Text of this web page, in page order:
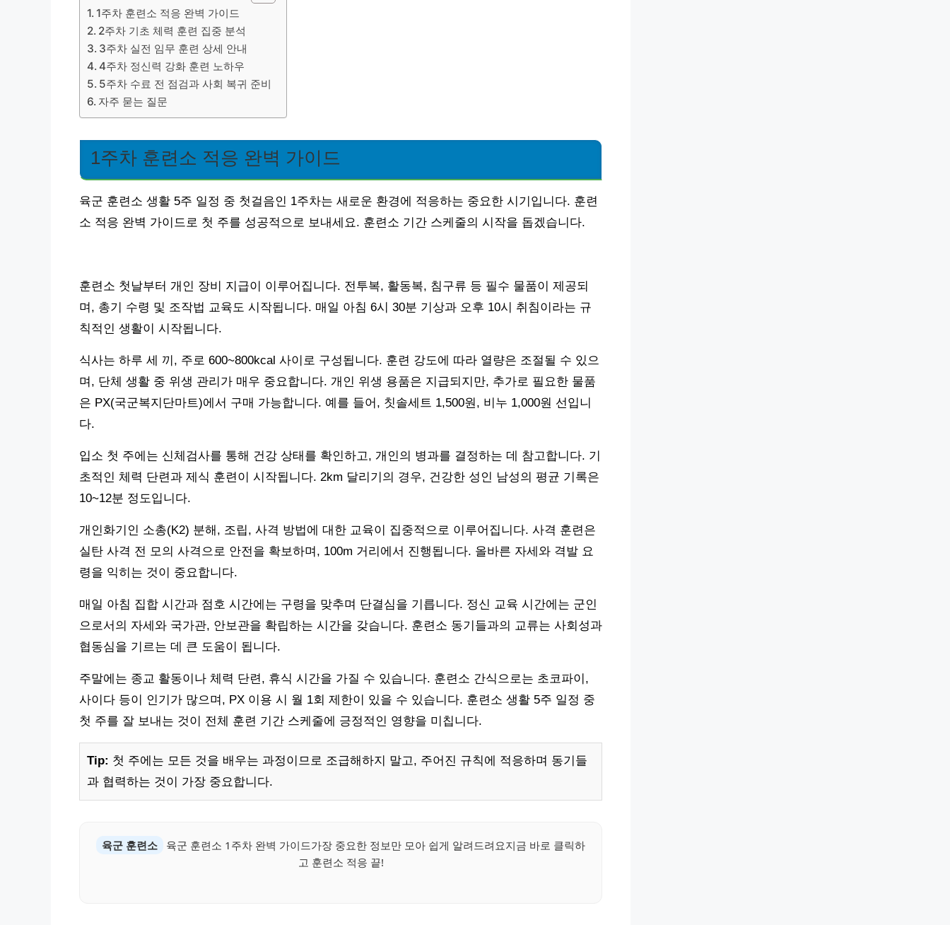
1주차 훈련소 적응 완벽 가이드
2주차 기초 체력 훈련 집중 분석
3주차 실전 임무 훈련 상세 안내
4주차 정신력 강화 훈련 노하우
5주차 수료 전 점검과 사회 복귀 준비
자주 묻는 질문
1주차 훈련소 적응 완벽 가이드
육군 훈련소 생활 5주 일정 중 첫걸음인 1주차는 새로운 환경에 적응하는 중요한 시기입니다. 훈련
소 적응 완벽 가이드로 첫 주를 성공적으로 보내세요. 훈련소 기간 스케줄의 시작을 돕겠습니다.
훈련소 첫날부터 개인 장비 지급이 이루어집니다. 전투복, 활동복, 침구류 등 필수 물품이 제공되
며, 총기 수령 및 조작법 교육도 시작됩니다. 매일 아침 6시 30분 기상과 오후 10시 취침이라는 규
칙적인 생활이 시작됩니다.
식사는 하루 세 끼, 주로 600~800kcal 사이로 구성됩니다. 훈련 강도에 따라 열량은 조절될 수 있으
며, 단체 생활 중 위생 관리가 매우 중요합니다. 개인 위생 용품은 지급되지만, 추가로 필요한 물품
은 PX(국군복지단마트)에서 구매 가능합니다. 예를 들어, 칫솔세트 1,500원, 비누 1,000원 선입니
다.
입소 첫 주에는 신체검사를 통해 건강 상태를 확인하고, 개인의 병과를 결정하는 데 참고합니다. 기
초적인 체력 단련과 제식 훈련이 시작됩니다. 2km 달리기의 경우, 건강한 성인 남성의 평균 기록은
10~12분 정도입니다.
개인화기인 소총(K2) 분해, 조립, 사격 방법에 대한 교육이 집중적으로 이루어집니다. 사격 훈련은
실탄 사격 전 모의 사격으로 안전을 확보하며, 100m 거리에서 진행됩니다. 올바른 자세와 격발 요
령을 익히는 것이 중요합니다.
매일 아침 집합 시간과 점호 시간에는 구령을 맞추며 단결심을 기릅니다. 정신 교육 시간에는 군인
으로서의 자세와 국가관, 안보관을 확립하는 시간을 갖습니다. 훈련소 동기들과의 교류는 사회성과
협동심을 기르는 데 큰 도움이 됩니다.
주말에는 종교 활동이나 체력 단련, 휴식 시간을 가질 수 있습니다. 훈련소 간식으로는 초코파이,
사이다 등이 인기가 많으며, PX 이용 시 월 1회 제한이 있을 수 있습니다. 훈련소 생활 5주 일정 중
첫 주를 잘 보내는 것이 전체 훈련 기간 스케줄에 긍정적인 영향을 미칩니다.
Tip: 첫 주에는 모든 것을 배우는 과정이므로 조급해하지 말고, 주어진 규칙에 적응하며 동기들
과 협력하는 것이 가장 중요합니다.
육군 훈련소
육군 훈련소 1주차 완벽 가이드가장 중요한 정보만 모아 쉽게 알려드려요지금 바로 클릭하
고 훈련소 적응 끝!